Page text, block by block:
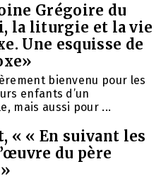
Grégoire du
la liturgie et la vie
Une esquisse de
bienvenu pour les
enfants d’un
mais aussi pour ...
« « En suivant les
du père